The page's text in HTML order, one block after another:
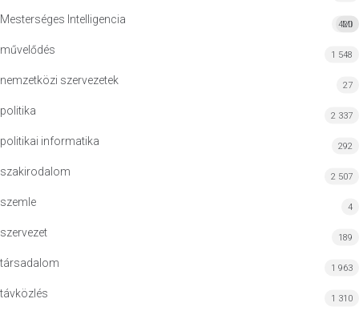
Mesterséges Intelligencia MI
420
művelődés 1 548
nemzetközi szervezetek 27
politika 2 337
politikai informatika 292
szakirodalom 2 507
szemle 4
szervezet 189
társadalom 1 963
távközlés 1 310